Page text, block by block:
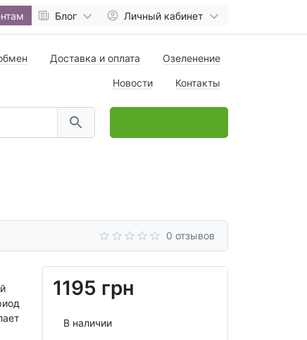
Блог Личный кабинет
Доставка и оплата Озеленение
Новости Контакты
0 отзывов
1195 грн
В наличии